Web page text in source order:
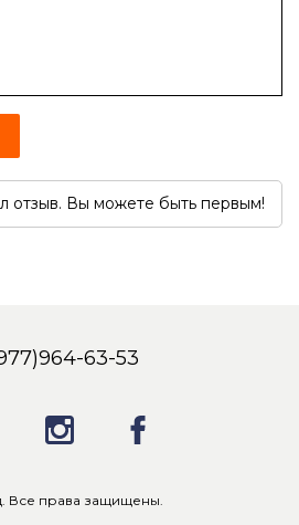
отзыв. Вы можете быть первым!
63-53
Все права защищены.